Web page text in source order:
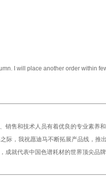
I will place another order within
销售和技术人员有着优良的专业素养
际，我祝愿迪马不断拓展产品线，推
成就代表中国色谱耗材的世界顶尖品牌